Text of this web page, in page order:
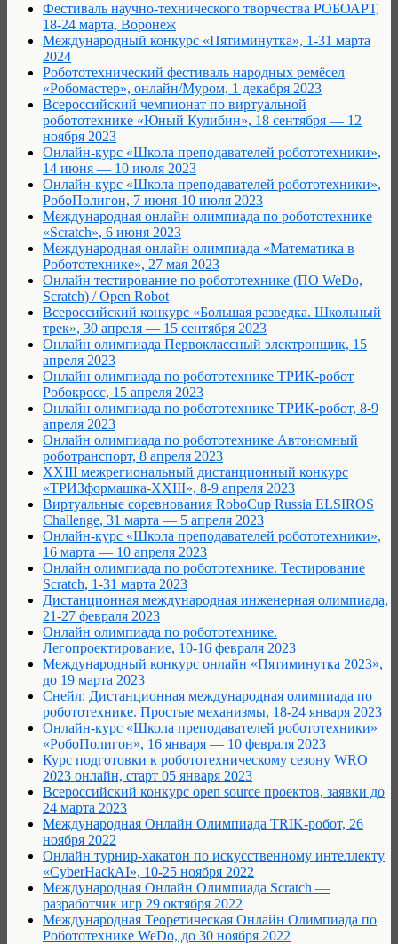
Фестиваль научно-технического творчества РОБОАРТ,
18-24 марта, Воронеж
Международный конкурс «Пятиминутка», 1-31 марта
2024
Робототехнический фестиваль народных ремёсел
«Робомастер», онлайн/Муром, 1 декабря 2023
Всероссийский чемпионат по виртуальной
робототехнике «Юный Кулибин», 18 сентября — 12
ноября 2023
Онлайн-курс «Школа преподавателей робототехники»,
14 июня — 10 июля 2023
Онлайн-курс «Школа преподавателей робототехники»,
РобоПолигон, 7 июня-10 июля 2023
Международная онлайн олимпиада по робототехнике
«Scratch», 6 июня 2023
Международная онлайн олимпиада «Математика в
Робототехнике», 27 мая 2023
Онлайн тестирование по робототехнике (ПО WeDo,
Scratch) / Open Robot
Всероссийский конкурс «Большая разведка. Школьный
трек», 30 апреля — 15 сентября 2023
Онлайн олимпиада Первоклассный электронщик, 15
апреля 2023
Онлайн олимпиада по робототехнике ТРИК-робот
Робокросс, 15 апреля 2023
Онлайн олимпиада по робототехнике ТРИК-робот, 8-9
апреля 2023
Онлайн олимпиада по робототехнике Автономный
роботранспорт, 8 апреля 2023
XXIII межрегиональный дистанционный конкурс
«ТРИЗформашка-XXIII», 8-9 апреля 2023
Виртуальные соревнования RoboCup Russia ELSIROS
Challenge, 31 марта — 5 апреля 2023
Онлайн-курс «Школа преподавателей робототехники»,
16 марта — 10 апреля 2023
Онлайн олимпиада по робототехнике. Тестирование
Scratch, 1-31 марта 2023
Дистанционная международная инженерная олимпиада,
21-27 февраля 2023
Онлайн олимпиада по робототехнике.
Легопроектирование, 10-16 февраля 2023
Международный конкурс онлайн «Пятиминутка 2023»,
до 19 марта 2023
Снейл: Дистанционная международная олимпиада по
робототехнике. Простые механизмы, 18-24 января 2023
Онлайн-курс «Школа преподавателей робототехники»
«РобоПолигон», 16 января — 10 февраля 2023
Курс подготовки к робототехническому сезону WRO
2023 онлайн, старт 05 января 2023
Всероссийский конкурс open source проектов, заявки до
24 марта 2023
Международная Онлайн Олимпиада TRIK-робот, 26
ноября 2022
Онлайн турнир-хакатон по искусственному интеллекту
«CyberHackAI», 10-25 ноября 2022
Международная Онлайн Олимпиада Scratch —
разработчик игр 29 октября 2022
Международная Теоретическая Онлайн Олимпиада по
Робототехнике WeDo, до 30 ноября 2022